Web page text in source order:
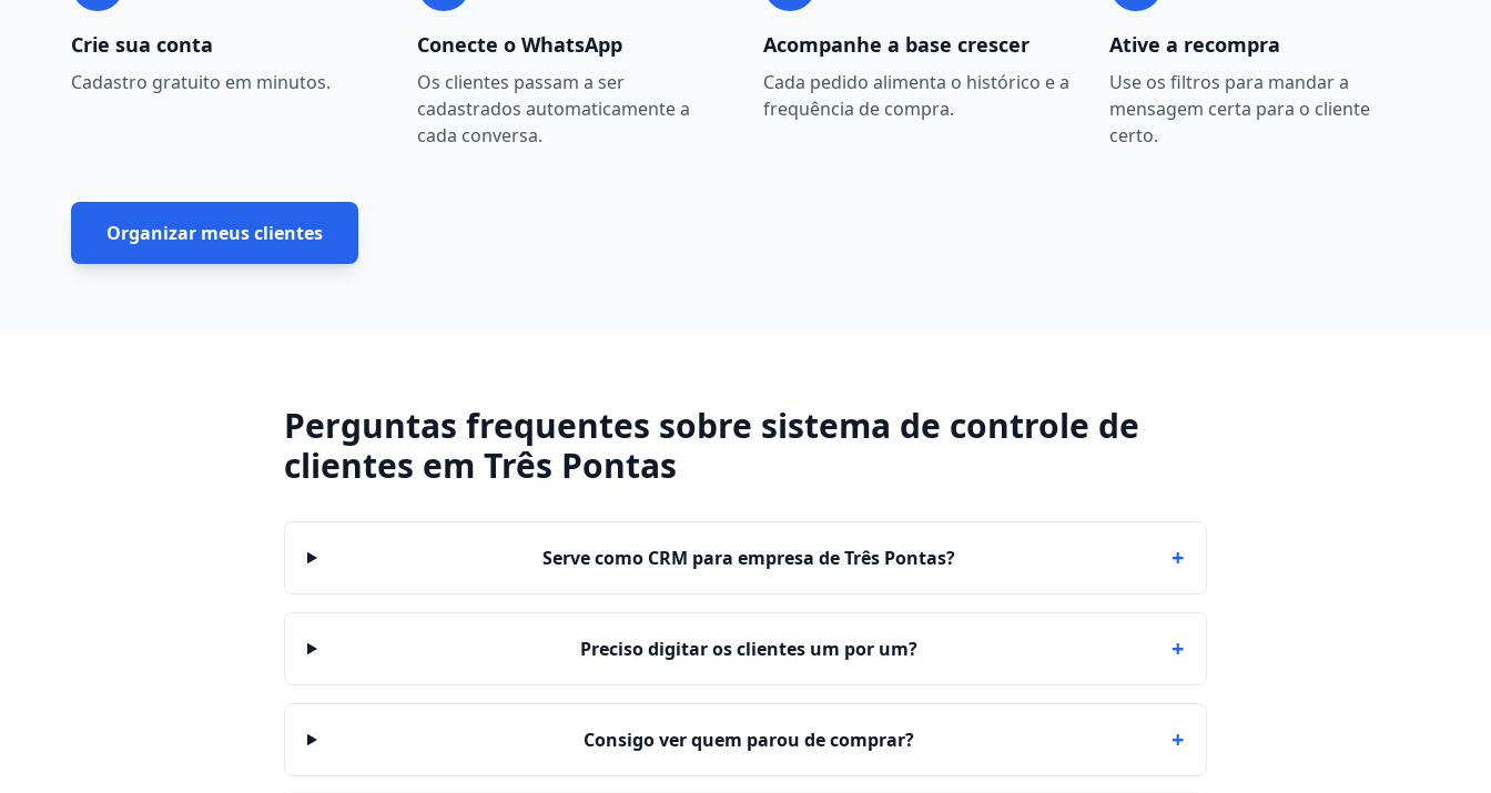
Crie sua conta
Cadastro gratuito em minutos.
Conecte o WhatsApp
Os clientes passam a ser
cadastrados automaticamente a
cada conversa.
Acompanhe a base crescer
Cada pedido alimenta o histórico e a
frequência de compra.
Ative a recompra
Use os filtros para mandar a
mensagem certa para o cliente
certo.
Organizar meus clientes
Perguntas frequentes sobre sistema de controle de
clientes em Três Pontas
Serve como CRM para empresa de Três Pontas? +
Preciso digitar os clientes um por um? +
Consigo ver quem parou de comprar? +